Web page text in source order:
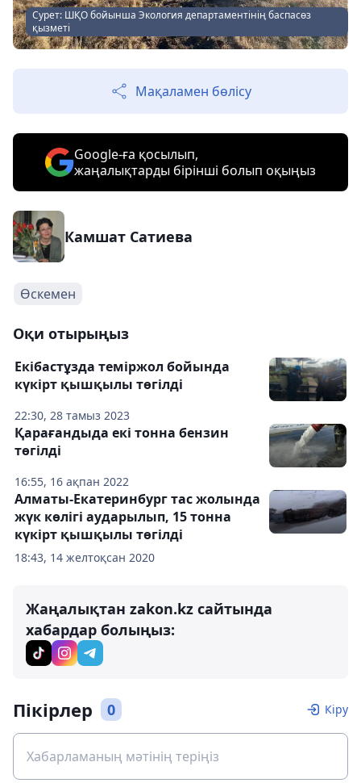
Сурет: ШҚО бойынша Экология департаментінің баспасөз
қызметі
Мақаламен бөлісу
Google-ға қосылып,
жаңалықтарды бірінші болып оқыңыз
Камшат Сатиева
Өскемен
Оқи отырыңыз
22:30, 28 тамыз 2023
Екібастұзда теміржол бойында
күкірт қышқылы төгілді
16:55, 16 ақпан 2022
Қарағандыда екі тонна бензин
төгілді
18:43, 14 желтоқсан 2020
Алматы-Екатеринбург тас жолында
жүк көлігі аударылып, 15 тонна
күкірт қышқылы төгілді
Жаңалықтан zakon.kz сайтында
хабардар болыңыз:
Пікірлер 0 Кіру